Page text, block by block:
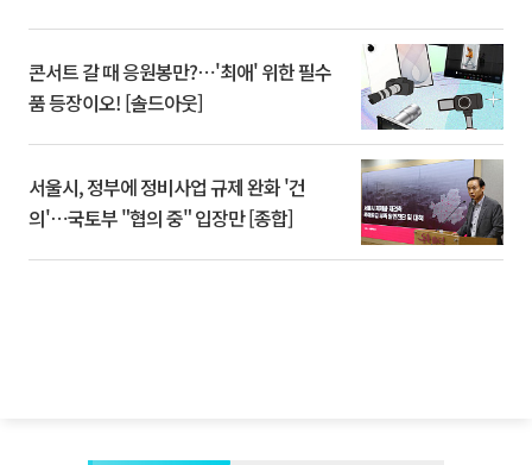
콘서트 갈 때 응원봉만?⋯'최애' 위한 필수
품 등장이오! [솔드아웃]
서울시, 정부에 정비사업 규제 완화 '건
의'⋯국토부 "협의 중" 입장만 [종합]